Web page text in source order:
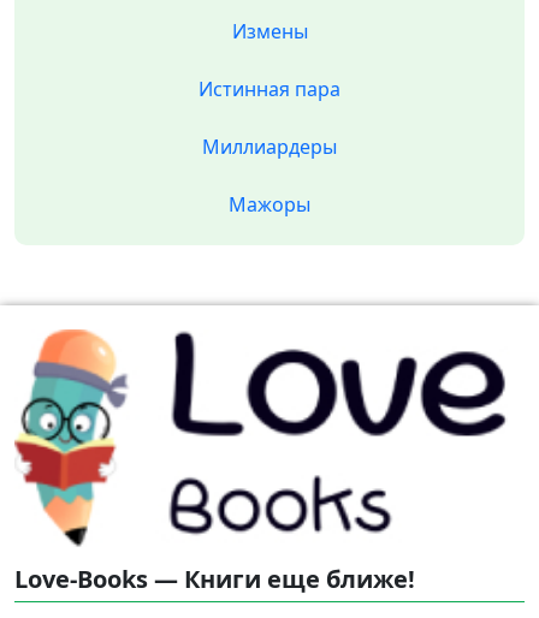
Измены
Истинная пара
Миллиардеры
Мажоры
Love-Books — Книги еще ближе!